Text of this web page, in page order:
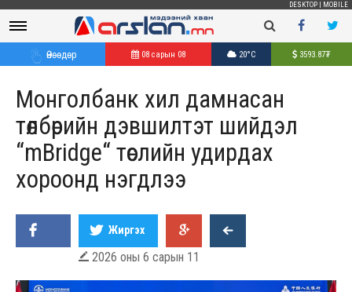
DESKTOP MOBILE
Өнөөдөр 08 сарын 08 20°C 3593.87₮
Монголбанк хил дамнасан
төлбөрийн дэвшилтэт шийдэл
“mBridge“ төслийн удирдах
хороонд нэгдлээ
Жиргэх
 2026 оны 6 сарын 11